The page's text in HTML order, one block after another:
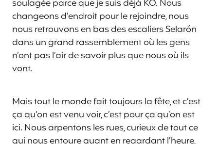
soulagée parce que je suis déjà KO. Nous
changeons d’endroit pour le rejoindre, nous
nous retrouvons en bas des escaliers Selarón
dans un grand rassemblement où les gens
n’ont pas l’air de savoir plus que nous où ils
vont.
Mais tout le monde fait toujours la fête, et c’est
ça qu’on est venu voir, c’est pour ça qu’on est
ici. Nous arpentons les rues, curieux de tout ce
qui nous entoure quant en regardant l’heure,